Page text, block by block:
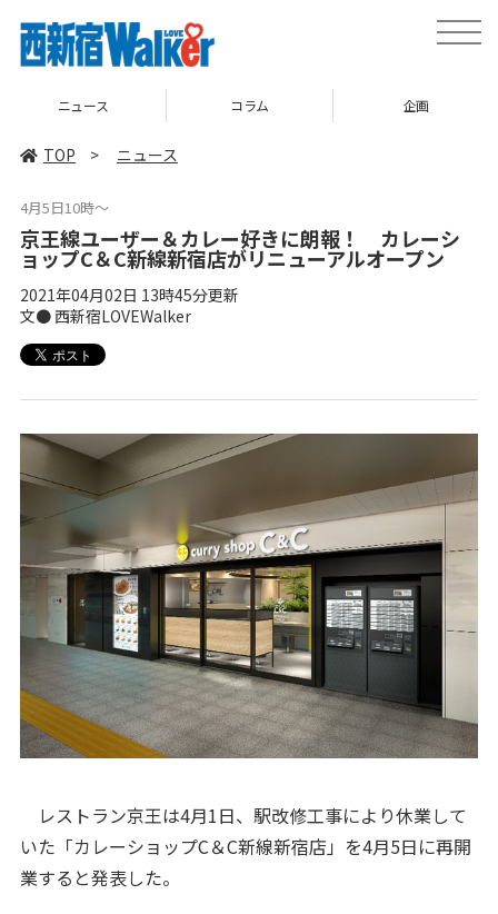
toggle
ニュース コラム 企画
TOP > ニュース
4月5日10時～
京王線ユーザー＆カレー好きに朗報！ カレーシ
ョップC＆C新線新宿店がリニューアルオープン
2021年04月02日 13時45分更新
文● 西新宿LOVEWalker
レストラン京王は4月1日、駅改修工事により休業して
いた「カレーショップC＆C新線新宿店」を4月5日に再開
業すると発表した。